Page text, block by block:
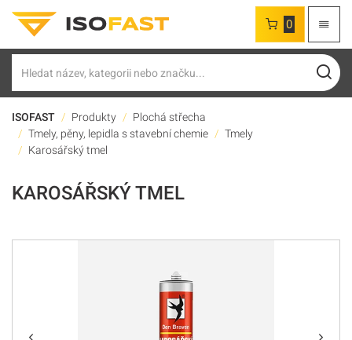
0
ISOFAST Produkty
Plochá střecha
Tmely, pěny, lepidla s stavební chemie
Tmely
Karosářský tmel
KAROSÁŘSKÝ TMEL